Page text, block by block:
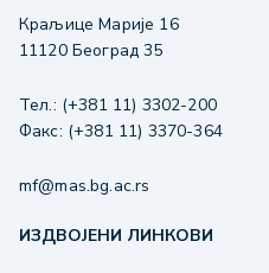
Краљице Марије 16
11120 Београд 35
Тел.: (+381 11) 3302-200
Факс: (+381 11) 3370-364
mf@mas.bg.ac.rs
ИЗДВОЈЕНИ ЛИНКОВИ